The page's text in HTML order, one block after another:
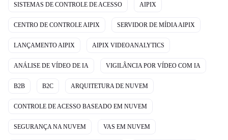
SISTEMAS DE CONTROLE DE ACESSO AIPIX
CENTRO DE CONTROLE AIPIX SERVIDOR DE MÍDIA AIPIX
LANÇAMENTO AIPIX AIPIX VIDEOANALYTICS
ANÁLISE DE VÍDEO DE IA VIGILÂNCIA POR VÍDEO COM IA
B2B B2C ARQUITETURA DE NUVEM
CONTROLE DE ACESSO BASEADO EM NUVEM
SEGURANÇA NA NUVEM VAS EM NUVEM